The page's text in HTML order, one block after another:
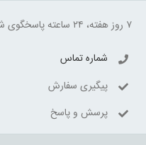
۷ روز هفته، ۲۴ ساعته پاسخگوی شما هستیم.
شماره تماس
پیگیری سفارش
پرسش و پاسخ